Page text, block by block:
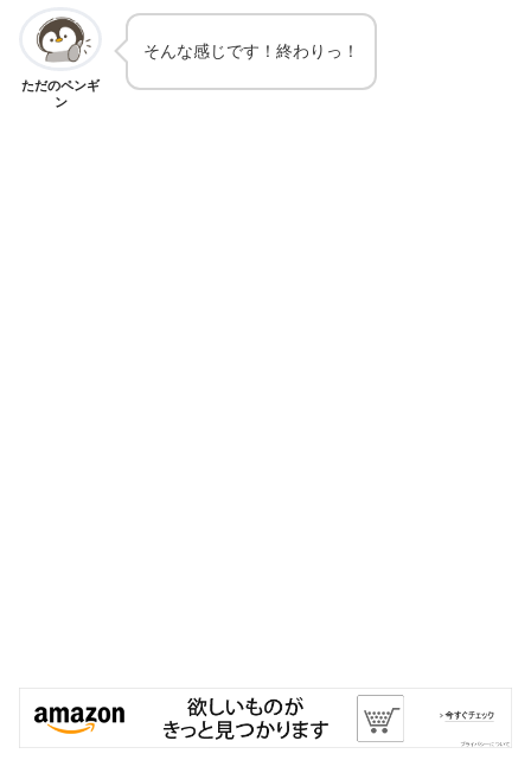
ただのペンギ
ン
そんな感じです！終わりっ！